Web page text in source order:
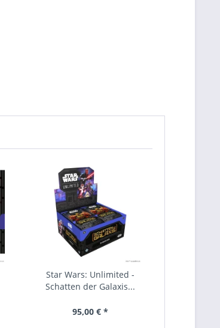
Star Wars: Unlimited -
Schatten der Galaxis...
95,00 € *